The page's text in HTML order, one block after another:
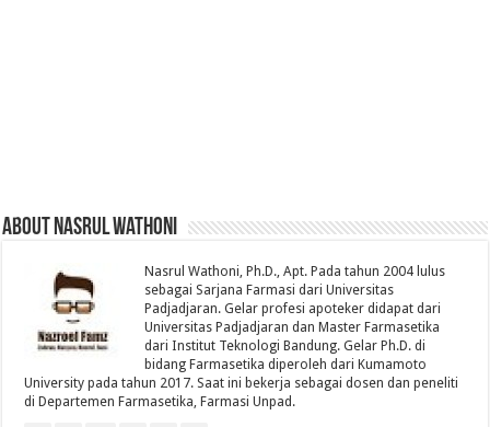
About Nasrul Wathoni
Nasrul Wathoni, Ph.D., Apt. Pada tahun 2004 lulus
sebagai Sarjana Farmasi dari Universitas
Padjadjaran. Gelar profesi apoteker didapat dari
Universitas Padjadjaran dan Master Farmasetika
dari Institut Teknologi Bandung. Gelar Ph.D. di
bidang Farmasetika diperoleh dari Kumamoto
University pada tahun 2017. Saat ini bekerja sebagai dosen dan peneliti
di Departemen Farmasetika, Farmasi Unpad.